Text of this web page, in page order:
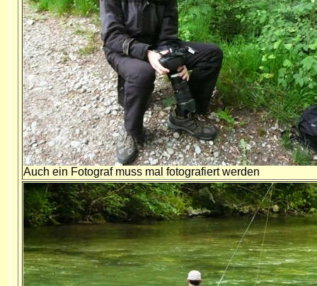
Auch ein Fotograf muss mal fotografiert werden